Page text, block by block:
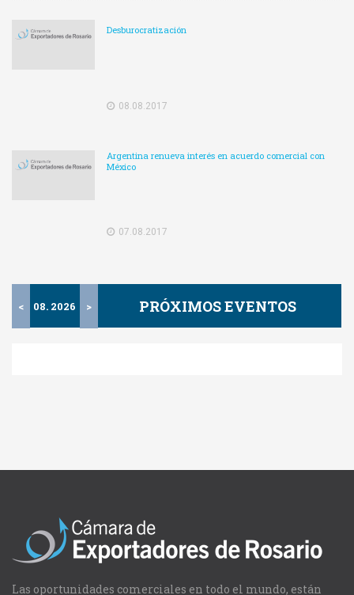
Desburocratización
08.08.2017
Argentina renueva interés en acuerdo comercial con
México
07.08.2017
< 08. 2026 > PRÓXIMOS EVENTOS
Las oportunidades comerciales en todo el mundo, están